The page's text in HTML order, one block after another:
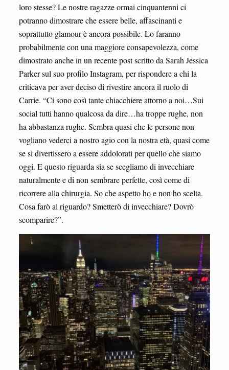
loro stesse? Le nostre ragazze ormai cinquantenni ci
potranno dimostrare che essere belle, affascinanti e
soprattutto glamour è ancora possibile. Lo faranno
probabilmente con una maggiore consapevolezza, come
dimostrato anche in un recente post scritto da Sarah Jessica
Parker sul suo profilo Instagram, per rispondere a chi la
criticava per aver deciso di rivestire ancora il ruolo di
Carrie. “Ci sono così tante chiacchiere attorno a noi…Sui
social tutti hanno qualcosa da dire…ha troppe rughe, non
ha abbastanza rughe. Sembra quasi che le persone non
vogliano vederci a nostro agio con la nostra età, quasi come
se si divertissero a essere addolorati per quello che siamo
oggi. E questo riguarda sia se scegliamo di invecchiare
naturalmente e di non sembrare perfette, così come di
ricorrere alla chirurgia. So che aspetto ho e non ho scelta.
Cosa farò al riguardo? Smetterò di invecchiare? Dovrò
scomparire?”.